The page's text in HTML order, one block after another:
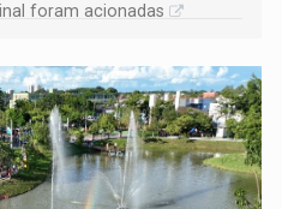
foram acionadas